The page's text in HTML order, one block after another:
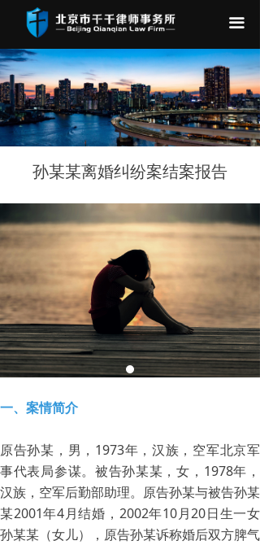
끀
孙某某离婚纠纷案结案报告
一、案情简介
原告孙某，男，1973年，汉族，空军北京军
事代表局参谋。被告孙某某，女，1978年，
汉族，空军后勤部助理。原告孙某与被告孙某
某2001年4月结婚，2002年10月20日生一女
孙某某（女儿），原告孙某诉称婚后双方脾气